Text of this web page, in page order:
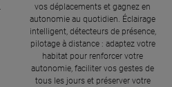
vos déplacements et gagnez en
autonomie au quotidien. Éclairage
intelligent, détecteurs de présence,
pilotage à distance : adaptez votre
habitat pour renforcer votre
autonomie, faciliter vos gestes de
tous les jours et préserver votre